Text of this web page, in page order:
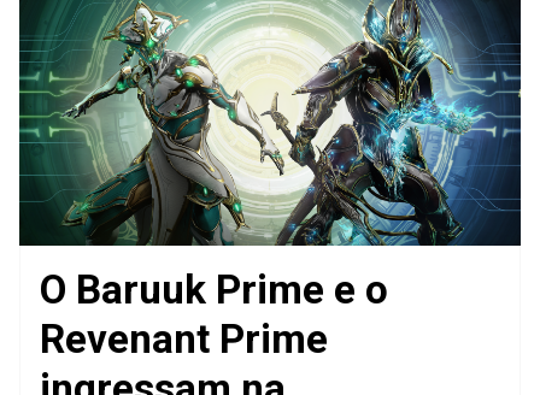
O Baruuk Prime e o
Revenant Prime